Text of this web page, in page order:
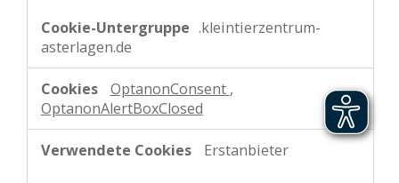
.kleintierzentrum-
asterlagen.de
OptanonConsent ,
OptanonAlertBoxClosed
Erstanbieter